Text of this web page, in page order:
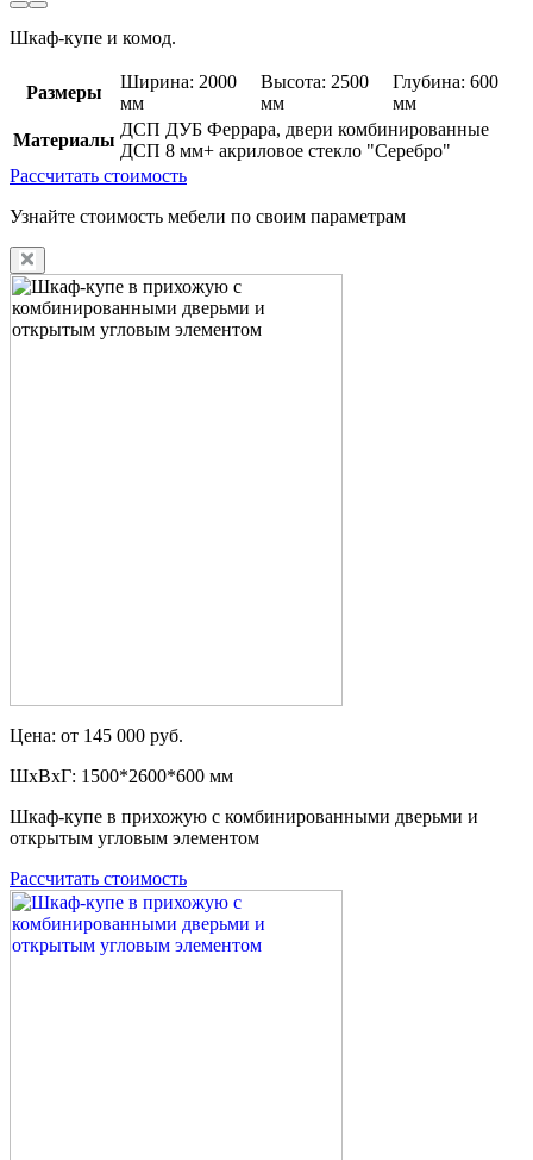
Шкаф-купе и комод.
Размеры
Ширина: 2000
мм
Высота: 2500
мм
Глубина: 600
мм
Материалы
ДСП ДУБ Феррара, двери комбинированные
ДСП 8 мм+ акриловое стекло "Серебро"
Рассчитать стоимость
Узнайте стоимость мебели по своим параметрам
Цена: от 145 000 руб.
ШxВxГ: 1500*2600*600 мм
Шкаф-купе в прихожую с комбинированными дверьми и
открытым угловым элементом
Рассчитать стоимость